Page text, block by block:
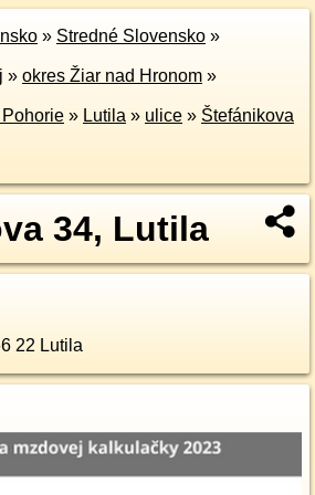
» Stredné Slovensko »
» okres Žiar nad Hronom »
» Lutila » ulice » Štefánikova
34, Lutila
22 Lutila